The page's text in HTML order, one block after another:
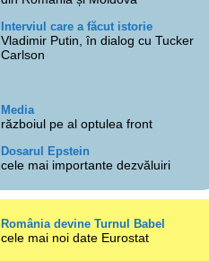
Interviul care a făcut istorie
Vladimir Putin, în dialog cu Tucker
Carlson
Media
războiul pe al optulea front
Dosarul Epstein
cele mai importante dezvăluiri
România devine Turnul Babel
cele mai noi date Eurostat